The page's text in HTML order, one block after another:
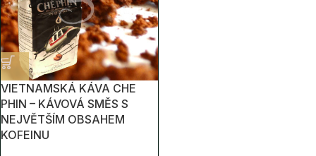
VIETNAMSKÁ KÁVA CHE
PHIN – KÁVOVÁ SMĚS S
NEJVĚTŠÍM OBSAHEM
KOFEINU